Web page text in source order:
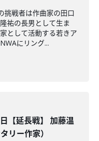
挑戦者は作曲家の田口
祐の長男として生ま
として活動する若きア
にリング...
【延長戦】 加藤温
リー作家）